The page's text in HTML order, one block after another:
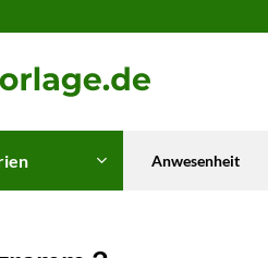
Anwesenheit